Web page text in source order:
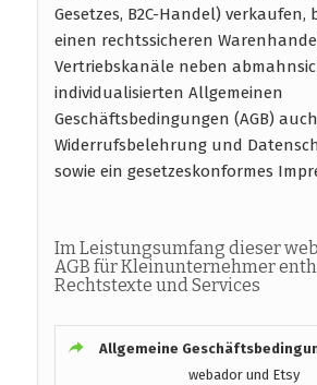
Gesetzes, B2C-Handel)
einen rechtssicheren
Vertriebskanäle neben
individualisierten Allgemeinen
Geschäftsbedingungen (AGB)
Widerrufsbelehrung und
sowie ein gesetzeskonformes
Im Leistungsumfang dieser
AGB für Kleinunternehmer
Rechtstexte und Services
Allgemeine
webador und Etsy